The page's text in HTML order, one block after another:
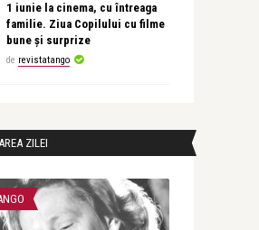
1 iunie la cinema, cu întreaga
familie. Ziua Copilului cu filme
bune și surprize
de revistatango
ZILEI